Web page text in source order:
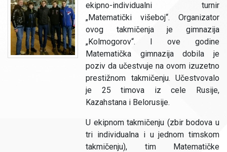
ekipno-individualni turnir
„Matematički višeboj“. Organizator
ovog takmičenja je gimnazija
„Kolmogorov“. I ove godine
Matematička gimnazija dobila je
poziv da učestvuje na ovom izuzetno
prestižnom takmičenju. Učestvovalo
je 25 timova iz cele Rusije,
Kazahstana i Belorusije.
U ekipnom takmičenju (zbir bodova u
tri individualna i u jednom timskom
takmičenju), tim Matematičke